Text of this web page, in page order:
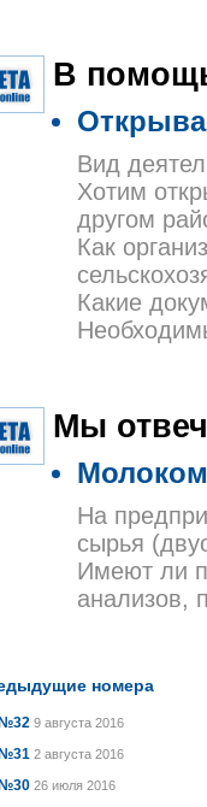
В
Вид
Хотим
другом
Как
Какие
Мы
На
сырья
Имеют ли
анализов,
номера
№32 9 августа 2016
№31 2 августа 2016
№30 26 июля 2016